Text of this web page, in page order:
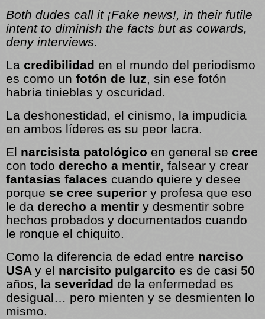
Both dudes call it ¡Fake news!, in their futile
intent to diminish the facts but as cowards,
deny interviews.
La credibilidad en el mundo del periodismo
es como un fotón de luz, sin ese fotón
habría tinieblas y oscuridad.
La deshonestidad, el cinismo, la impudicia
en ambos líderes es su peor lacra.
El narcisista patológico en general se cree
con todo derecho a mentir, falsear y crear
fantasías falaces cuando quiere y desee
porque se cree superior y profesa que eso
le da derecho a mentir y desmentir sobre
hechos probados y documentados cuando
le ronque el chiquito.
Como la diferencia de edad entre narciso
USA y el narcisito pulgarcito es de casi 50
años, la severidad de la enfermedad es
desigual… pero mienten y se desmienten lo
mismo.